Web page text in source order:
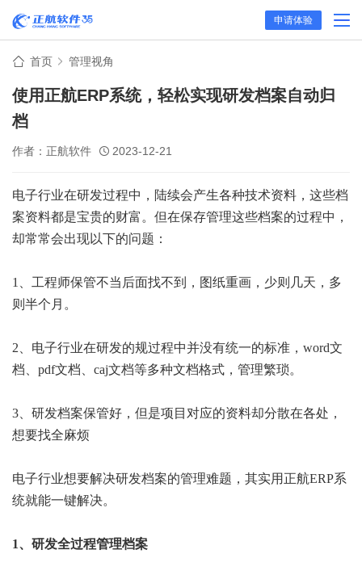
申请体验
首页 管理视角
使用正航ERP系统，轻松实现研发档案自动归
档
作者：正航软件 2023-12-21
电子行业在研发过程中，陆续会产生各种技术资料，这些档
案资料都是宝贵的财富。但在保存管理这些档案的过程中，
却常常会出现以下的问题：
1、工程师保管不当后面找不到，图纸重画，少则几天，多
则半个月。
2、电子行业在研发的规过程中并没有统一的标准，word文
档、pdf文档、caj文档等多种文档格式，管理繁琐。
3、研发档案保管好，但是项目对应的资料却分散在各处，
想要找全麻烦
电子行业想要解决研发档案的管理难题，其实用正航ERP系
统就能一键解决。
1、研发全过程管理档案